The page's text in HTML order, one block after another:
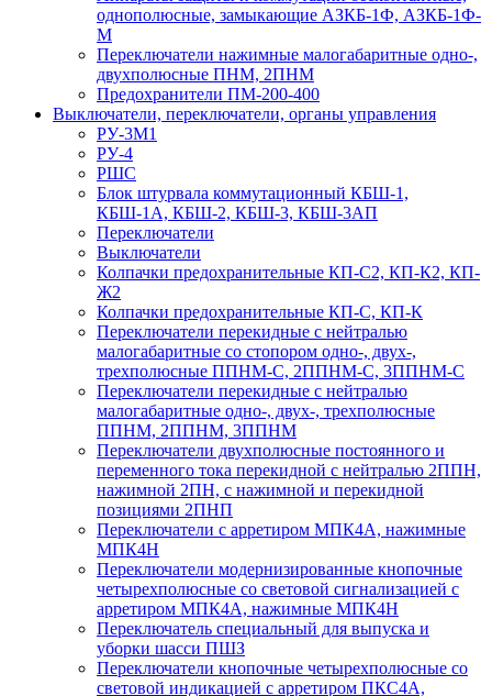
однополюсные, замыкающие АЗКБ-1Ф, АЗКБ-1Ф-
М
Переключатели нажимные малогабаритные одно-,
двухполюсные ПНМ, 2ПНМ
Предохранители ПМ-200-400
Выключатели, переключатели, органы управления
РУ-3М1
РУ-4
РШС
Блок штурвала коммутационный КБШ-1,
КБШ-1А, КБШ-2, КБШ-3, КБШ-3АП
Переключатели
Выключатели
Колпачки предохранительные КП-С2, КП-К2, КП-
Ж2
Колпачки предохранительные КП-С, КП-К
Переключатели перекидные с нейтралью
малогабаритные со стопором одно-, двух-,
трехполюсные ППНМ-С, 2ППНМ-С, 3ППНМ-С
Переключатели перекидные с нейтралью
малогабаритные одно-, двух-, трехполюсные
ППНМ, 2ППНМ, 3ППНМ
Переключатели двухполюсные постоянного и
переменного тока перекидной с нейтралью 2ППН,
нажимной 2ПН, с нажимной и перекидной
позициями 2ПНП
Переключатели с арретиром МПК4А, нажимные
МПК4Н
Переключатели модернизированные кнопочные
четырехполюсные со световой сигнализацией с
арретиром МПК4А, нажимные МПК4Н
Переключатель специальный для выпуска и
уборки шасси ПШЗ
Переключатели кнопочные четырехполюсные со
световой индикацией с арретиром ПКС4А,